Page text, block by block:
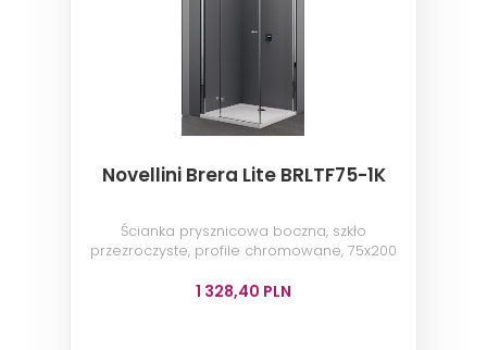
Novellini Brera Lite BRLTF75-1K
Ścianka prysznicowa boczna, szkło
przezroczyste, profile chromowane, 75x200
1 328,40 PLN